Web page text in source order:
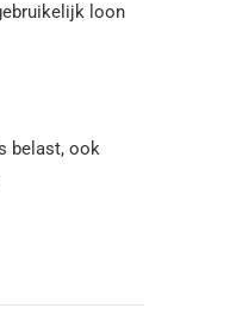
loon
belast, ook